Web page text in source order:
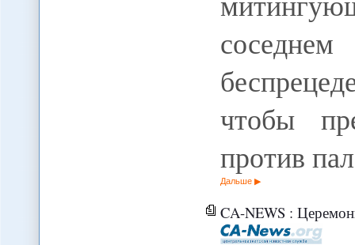
чтобы
против
Дальше
CA-NEWS : Церемония